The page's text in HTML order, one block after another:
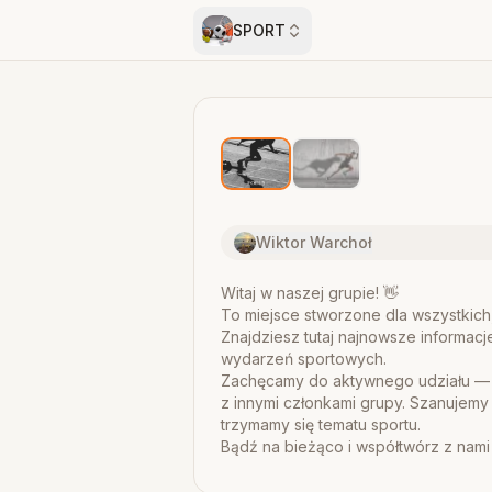
SPORT
Wiktor Warchoł
Witaj w naszej grupie! 👋
To miejsce stworzone dla
Znajdziesz tutaj najnowsze
wydarzeń sportowych.
Zachęcamy do aktywnego udziału
z innymi członkami grupy.
trzymamy się tematu sportu.
Bądź na bieżąco i współtwórz z